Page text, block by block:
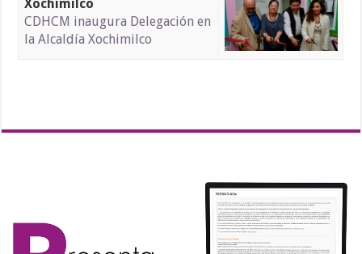
Xochimilco
CDHCM inaugura Delegación en
la Alcaldía Xochimilco